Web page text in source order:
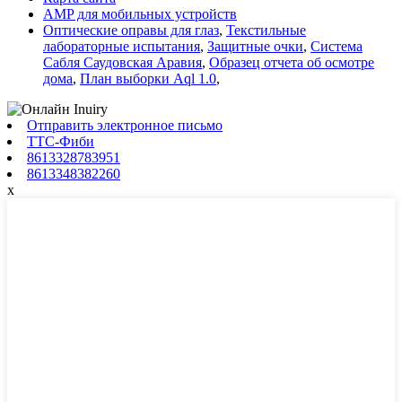
AMP для мобильных устройств
Оптические оправы для глаз, Текстильные
лабораторные испытания, Защитные очки, Система
Сабля Саудовская Аравия, Образец отчета об осмотре
дома, План выборки Aql 1.0,
Отправить электронное письмо
ТТС-Фиби
8613328783951
8613348382260
x